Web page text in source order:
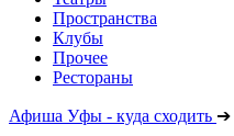
Пространства
Клубы
Прочее
Рестораны
Афиша Уфы - куда сходить ➔